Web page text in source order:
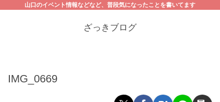
山口のイベント情報などなど、普段気になったことを書いてます
ざっきブログ
IMG_0669